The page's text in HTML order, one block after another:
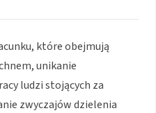
które obejmują
unikanie
ludzi stojących za
zwyczajów dzielenia